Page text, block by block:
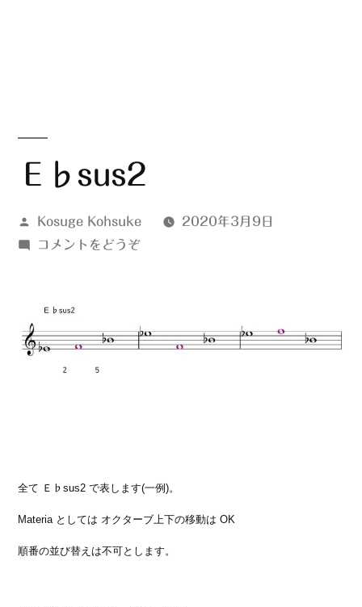
Ｅ♭sus2
投
稿
Kosuge Kohsuke
2020年3月9日
コメントをどうぞ(Ｅ
全て Ｅ♭sus2 で表します(一例)。
Materia としては オクターブ上下の移動は OK
順番の並び替えは不可とします。